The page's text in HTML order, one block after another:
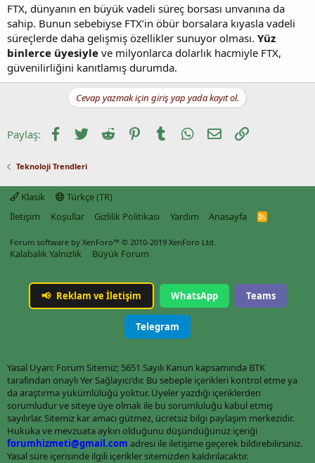
FTX, dünyanın en büyük vadeli süreç borsası unvanına da
sahip. Bunun sebebiyse FTX’in öbür borsalara kıyasla vadeli
süreçlerde daha gelişmiş özellikler sunuyor olması. Yüz
binlerce üyesiyle ve milyonlarca dolarlık hacmiyle FTX,
güvenilirliğini kanıtlamış durumda.
Cevap yazmak için giriş yap yada kayıt ol.
Paylaş: Facebook
TwitterReddit PinterestTumblrWhatsApp
E-postaLink
Teknoloji Trendleri
Klasik
Türkçe (TR)
İletişim
Koşullar Gizlilik Politikası Yardım Anasayfa
R
Forum software by XenForo™ © 2010-2019 XenForo Ltd.
Kalabalık Yalnızlık Büyük Forum
📢 Reklam ve İletişim WhatsApp Teams
Telegram
Yasal Uyarı: Forum Sitemiz; 5651 Sayılı Kanun kapsamında BTK
tarafından onaylı Yer Sağlayıcı'dır. Bu sebeple içerikleri kontrol etme ya
da araştırma yükümlülüğü yoktur. Üyeler yazdığı içeriklerden
sorumludur ve siteye üye olmak ile bu sorumluluğu kabul etmiş
sayılırlar. Sitemiz kar amacı gütmez, ücretsiz bilgi paylaşım merkezidir.
Hukuka ve mevzuata aykırı olduğunu düşündüğünüz içeriği
forumhizmeti@gmail.com adresi ile iletişime geçerek bildirebilirsiniz.
Yasal süre içerisinde ilgili içerikler sitemizden kaldırılacaktır.